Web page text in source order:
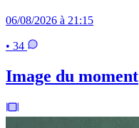
06/08/2026 à 21:15
• 34
Image du moment